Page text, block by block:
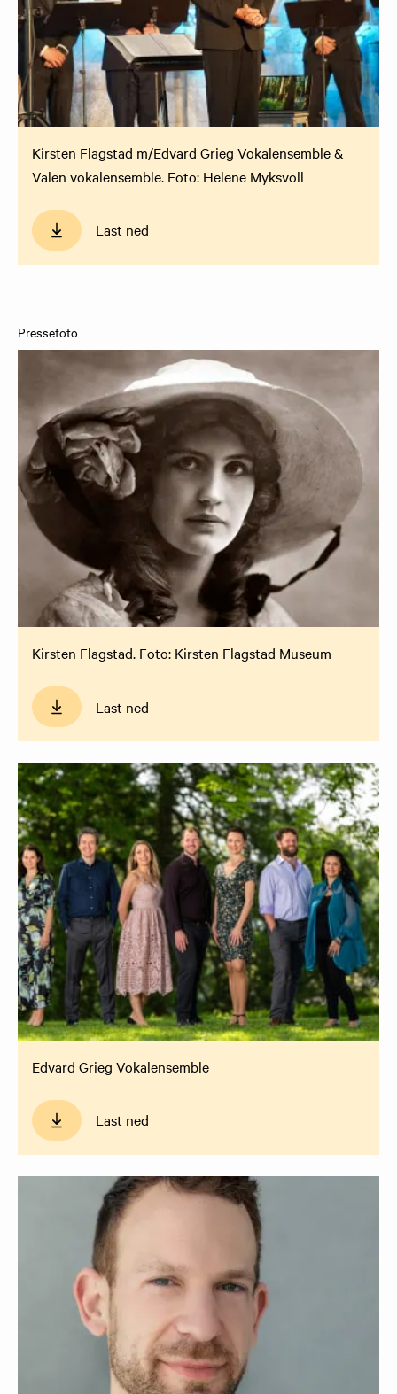
Kirsten Flagstad m/Edvard Grieg Vokalensemble &
Valen vokalensemble. Foto: Helene Myksvoll
Last ned
Pressefoto
Kirsten Flagstad. Foto: Kirsten Flagstad Museum
Last ned
Edvard Grieg Vokalensemble
Last ned